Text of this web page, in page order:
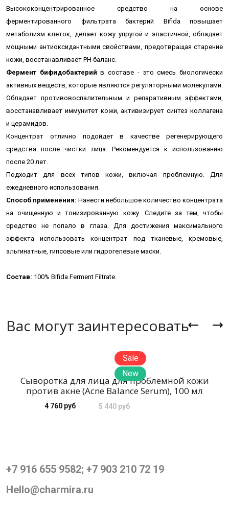
Высококонцентрированное средство на основе
ферментированного фильтрата бактерий Bifida повышает
метаболизм клеток, делает кожу упругой и эластичной, обладает
мощными антиоксидантными свойствами, предотвращая старение
кожи, восстанавливает PH баланс.
Фермент бифидобактерий в составе - это смесь биологически
активных веществ, которые являются регуляторными молекулами.
Обладает противовоспалительным и репаративным эффектами,
восстанавливает иммунитет кожи, активизирует синтез коллагена
и церамидов.
Концентрат отлично подойдет в качестве регенерирующего
средства после чистки лица. Рекомендуется к использованию
после 20 лет.
Подходит для всех типов кожи, включая проблемную. Для
ежедневного использования.
Способ применения: Нанести небольшое количество концентрата
на очищенную и тонизированную кожу. Следите за тем, чтобы
средство не попало в глаза. Для достижения максимального
эффекта использовать концентрат под тканевые, кремовые,
альгинатные, гипсовые или гидрогелевые маски.
Состав: 100% Bifida Ferment Filtrate.
Вас могут заинтересовать
Sale
New
Сыворотка для лица для проблемной кожи
против акне (Acne Balance Serum), 100 мл
4 760 руб 5 440 руб
+7 916 655 9582; +7 903 210 72 19
Hello@charmira.ru